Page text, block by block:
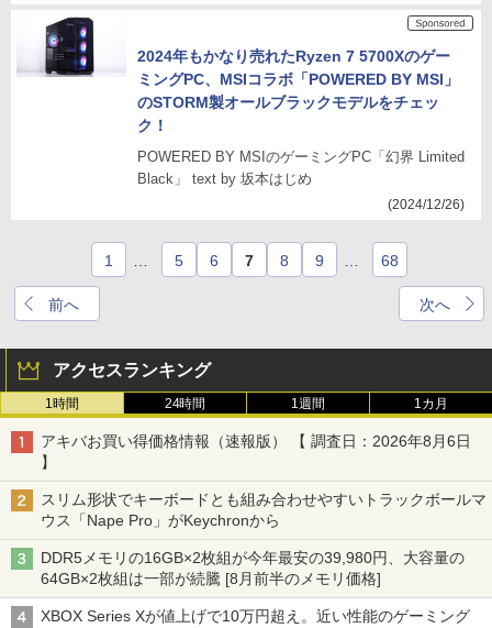
2024年もかなり売れたRyzen 7 5700Xのゲー
ミングPC、MSIコラボ「POWERED BY MSI」
のSTORM製オールブラックモデルをチェッ
ク！
POWERED BY MSIのゲーミングPC「幻界 Limited
Black」 text by 坂本はじめ
(2024/12/26)
前へ
1 5 6 7 8 9 68
次へ
アクセスランキング
1時間 24時間 1週間 1カ月
アキバお買い得価格情報（速報版） 【 調査日：2026年8月6日
】
スリム形状でキーボードとも組み合わせやすいトラックボールマ
ウス「Nape Pro」がKeychronから
DDR5メモリの16GB×2枚組が今年最安の39,980円、大容量の
64GB×2枚組は一部が続騰 [8月前半のメモリ価格]
XBOX Series Xが値上げで10万円超え。近い性能のゲーミング